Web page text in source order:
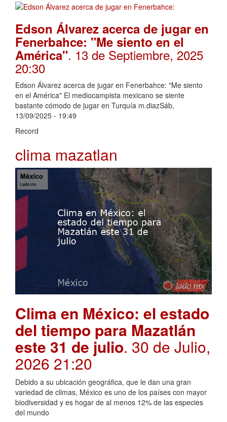
Edson Álvarez acerca de jugar en
Fenerbahce: "Me siento en el
América". 13 de Septiembre, 2025
20:30
Edson Álvarez acerca de jugar en Fenerbahce: "Me siento
en el América" El mediocampista mexicano se siente
bastante cómodo de jugar en Turquía m.diazSáb,
13/09/2025 - 19:49
Record
clima mazatlan
Clima en México: el estado
del tiempo para Mazatlán
este 31 de julio. 30 de Julio,
2026 21:20
Debido a su ubicación geográfica, que le dan una gran
variedad de climas, México es uno de los países con mayor
biodiversidad y es hogar de al menos 12% de las especies
del mundo